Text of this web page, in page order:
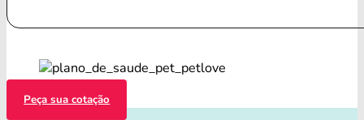
Peça sua cotação